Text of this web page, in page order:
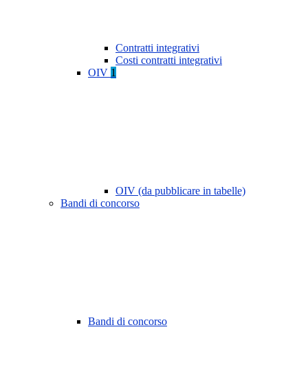
Contratti integrativi
Costi contratti integrativi
OIV 1
OIV (da pubblicare in tabelle)
Bandi di concorso
Bandi di concorso